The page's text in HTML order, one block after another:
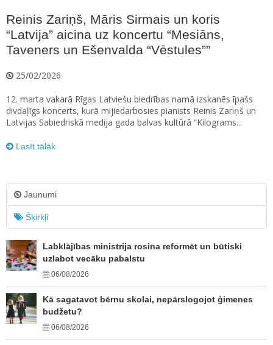
Reinis Zariņš, Māris Sirmais un koris
“Latvija” aicina uz koncertu “Mesiāns,
Taveners un Ešenvalda “Vēstules””
25/02/2026
12. marta vakarā Rīgas Latviešu biedrības namā izskanēs īpašs
divdaļīgs koncerts, kurā mijiedarbosies pianists Reinis Zariņš un
Latvijas Sabiedriskā medija gada balvas kultūrā “Kilograms...
Lasīt tālāk
Jaunumi
Šķirkļi
Labklājības ministrija rosina reformēt un būtiski
uzlabot vecāku pabalstu
06/08/2026
Kā sagatavot bērnu skolai, nepārslogojot ģimenes
budžetu?
06/08/2026